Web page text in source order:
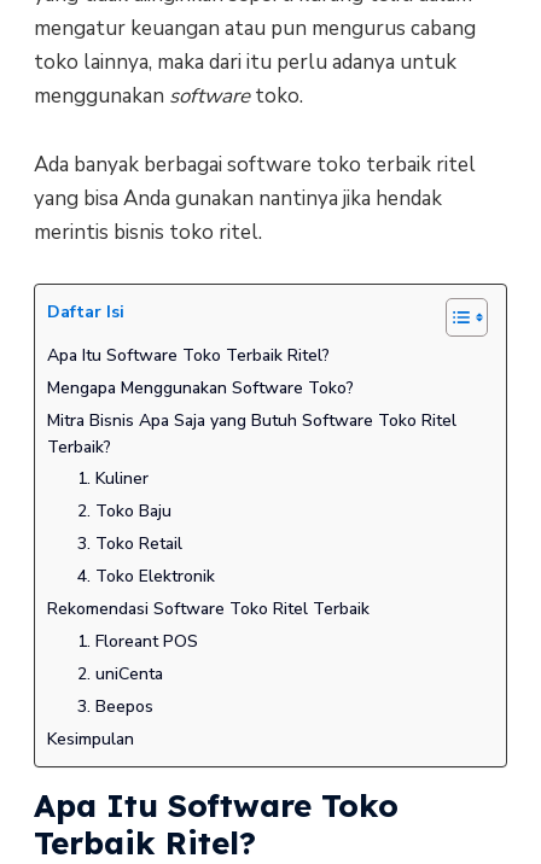
mengatur keuangan atau pun mengurus cabang
toko lainnya, maka dari itu perlu adanya untuk
menggunakan softwaretoko.
Ada banyak berbagai software toko terbaik ritel
yang bisa Anda gunakan nantinya jika hendak
merintis bisnis toko ritel.
Daftar Isi
Apa Itu Software Toko Terbaik Ritel?
Mengapa Menggunakan Software Toko?
Mitra Bisnis Apa Saja yang Butuh Software Toko Ritel
Terbaik?
1. Kuliner
2. Toko Baju
3. Toko Retail
4. Toko Elektronik
Rekomendasi Software Toko Ritel Terbaik
1. Floreant POS
2. uniCenta
3. Beepos
Kesimpulan
Apa Itu Software Toko
Terbaik Ritel?